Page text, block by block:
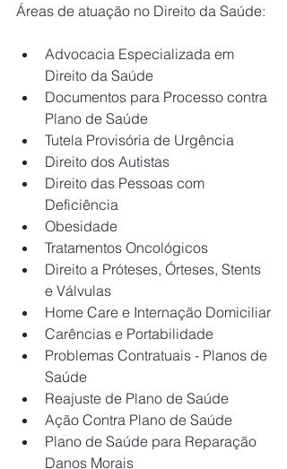
Áreas de atuação no Direito da Saúde:
Advocacia Especializada em
Direito da Saúde
Documentos para Processo contra
Plano de Saúde
Tutela Provisória de Urgência
Direito dos Autistas
Direito das Pessoas com
Deficiência
Obesidade
Tratamentos Oncológicos
Direito a Próteses, Órteses, Stents
e Válvulas
Home Care e Internação Domiciliar
Carências e Portabilidade
Problemas Contratuais - Planos de
Saúde
Reajuste de Plano de Saúde
Ação Contra Plano de Saúde
Plano de Saúde para Reparação
Danos Morais